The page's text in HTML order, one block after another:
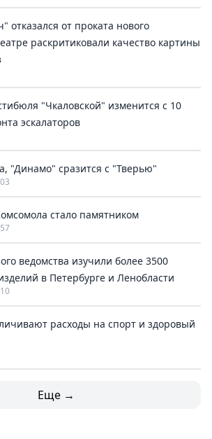
отказался от проката нового
раскритиковали качество картины
"Чкаловской" изменится с 10
эскалаторов
"Динамо" сразится с "Тверью"
стало памятником
ведомства изучили более 3500
в Петербурге и Ленобласти
расходы на спорт и здоровый
Еще →